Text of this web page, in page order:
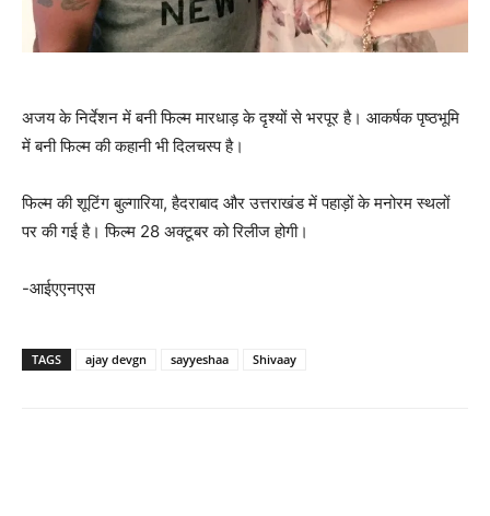
अजय के निर्देशन में बनी फिल्म मारधाड़ के दृश्यों से भरपूर है। आकर्षक पृष्ठभूमि
में बनी फिल्म की कहानी भी दिलचस्प है।
फिल्म की शूटिंग बुल्गारिया, हैदराबाद और उत्तराखंड में पहाड़ों के मनोरम स्थलों
पर की गई है। फिल्म 28 अक्टूबर को रिलीज होगी।
-आईएएनएस
TAGS ajay devgn sayyeshaa Shivaay